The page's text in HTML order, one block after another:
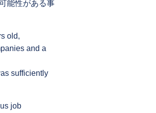
能性がある事
old,
and a
sufficiently
job